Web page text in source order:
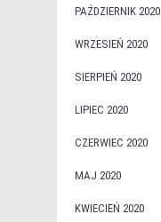
PAŹDZIERNIK 2020
WRZESIEŃ 2020
SIERPIEŃ 2020
LIPIEC 2020
CZERWIEC 2020
MAJ 2020
KWIECIEŃ 2020